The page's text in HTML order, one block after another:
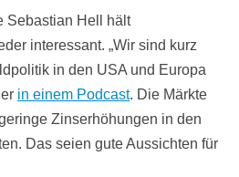
Sebastian Hell hält
interessant. „Wir sind kurz
in den USA und Europa
in einem Podcast. Die Märkte
Zinserhöhungen in den
Das seien gute Aussichten für